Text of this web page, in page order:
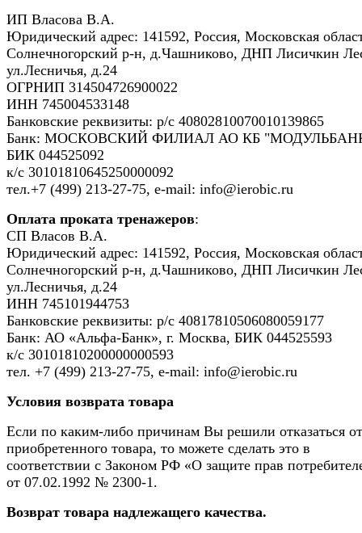
ИП Власова В.А.
Юридический адрес: 141592, Россия, Московская
Солнечногорский р-н, д.Чашниково, ДНП Лисичкин
ул.Лесничья, д.24
ОГРНИП 314504726900022
ИНН 745004533148
Банковские реквизиты: р/с 40802810070010139865
Банк: МОСКОВСКИЙ ФИЛИАЛ АО КБ
БИК 044525092
к/с 30101810645250000092
тел.+7 (499) 213-27-75, e-mail: info@ierobic.ru
Оплата проката тренажеров:
СП Власов В.А.
Юридический адрес: 141592, Россия, Московская
Солнечногорский р-н, д.Чашниково, ДНП Лисичкин
ул.Лесничья, д.24
ИНН 745101944753
Банковские реквизиты: р/с 40817810506080059177
Банк: АО «Альфа-Банк», г. Москва, БИК 044525593
к/с 30101810200000000593
тел. +7 (499) 213-27-75, e-mail: info@ierobic.ru
Условия возврата товара
Если по каким-либо причинам Вы решили отказаться от
приобретенного товара, то можете сделать это в
соответствии с Законом РФ «О защите прав
от 07.02.1992 № 2300-1.
Возврат товара надлежащего качества.